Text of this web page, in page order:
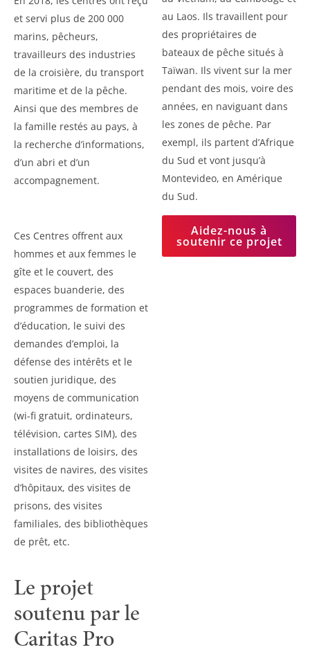
et servi plus de 200 000
marins, pêcheurs,
travailleurs des industries
de la croisière, du transport
maritime et de la pêche.
Ainsi que des membres de
la famille restés au pays, à
la recherche d’informations,
d’un abri et d’un
accompagnement.
Ces Centres offrent aux
hommes et aux femmes le
gîte et le couvert, des
espaces buanderie, des
programmes de formation et
d’éducation, le suivi des
demandes d’emploi, la
défense des intérêts et le
soutien juridique, des
moyens de communication
(wi-fi gratuit, ordinateurs,
télévision, cartes SIM), des
installations de loisirs, des
visites de navires, des visites
d’hôpitaux, des visites de
prisons, des visites
familiales, des bibliothèques
de prêt, etc.
au Laos. Ils travaillent pour
des propriétaires de
bateaux de pêche situés à
Taïwan. Ils vivent sur la mer
pendant des mois, voire des
années, en naviguant dans
les zones de pêche. Par
exempl, ils partent d’Afrique
du Sud et vont jusqu’à
Montevideo, en Amérique
du Sud.
Aidez-nous à
soutenir ce projet
Le projet
soutenu par le
Caritas Pro